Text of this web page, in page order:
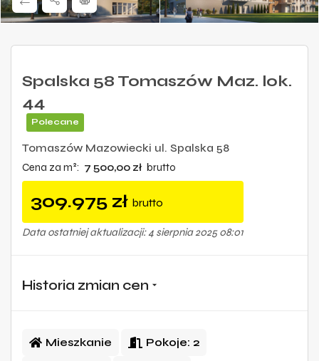
Spalska 58 Tomaszów Maz. lok.
44
Polecane
Tomaszów Mazowiecki ul. Spalska 58
Cena za m²: 7 500,00 zł brutto
309.975 zł brutto
Data ostatniej aktualizacji: 4 sierpnia 2025 08:01
Historia zmian cen
Mieszkanie Pokoje: 2